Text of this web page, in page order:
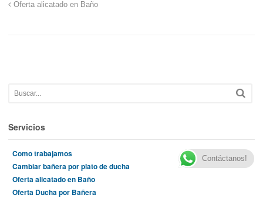
Oferta alicatado en Baño
Servicios
Como trabajamos
Cambiar bañera por plato de ducha
Oferta alicatado en Baño
Oferta Ducha por Bañera
Contáctanos!